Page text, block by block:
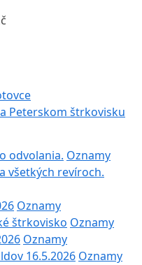
Peterskom štrkovisku
odvolania. Oznamy
všetkých revíroch.
Oznamy
štrkovisko Oznamy
Oznamy
16.5.2026 Oznamy